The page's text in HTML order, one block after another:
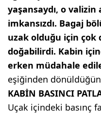
yaşansaydı, o
imkansızdı. Bagaj
uzak olduğu için
doğabilirdi. Kabin
erken müdahale
eşiğinden
KABİN BASINCI
Uçak içindeki basınç